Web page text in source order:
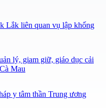
Lắk liên quan vụ lập khống
lý, giam giữ, giáo dục cải
Mau
y tâm thần Trung ương